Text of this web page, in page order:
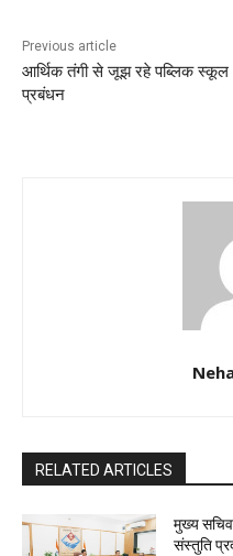
k
Previous article
आर्थिक तंगी से जूझ रहे पब्लिक स्कूल
प्रबंधन
RELATED ARTICLES
मुख्य सचिव
संस्तुति